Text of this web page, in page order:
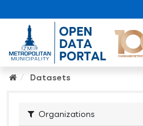
Datasets
Organizations